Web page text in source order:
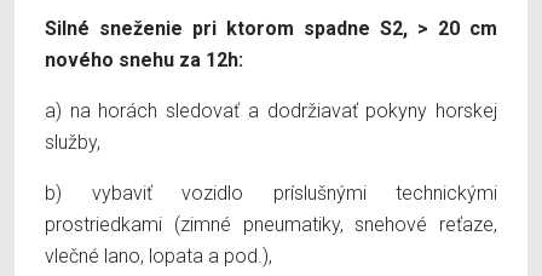
Silné sneženie pri ktorom spadne S2, > 20 cm
nového snehu za 12h:
a) na horách sledovať a dodržiavať pokyny horskej
služby,
b) vybaviť vozidlo príslušnými technickými
prostriedkami (zimné pneumatiky, snehové reťaze,
vlečné lano, lopata a pod.),